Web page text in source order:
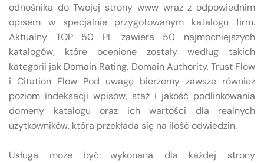
odnośnika do Twojej strony www wraz z odpowiednim
opisem w specjalnie przygotowanym katalogu firm.
Aktualny TOP 50 PL zawiera 50 najmocniejszych
katalogów, które ocenione zostały według takich
kategorii jak Domain Rating, Domain Authority, Trust Flow
i Citation Flow Pod uwagę bierzemy zawsze również
poziom indeksacji wpisów, staż i jakość podlinkowania
domeny katalogu oraz ich wartości dla realnych
użytkowników, która przekłada się na ilość odwiedzin.
Usługa może być wykonana dla każdej strony